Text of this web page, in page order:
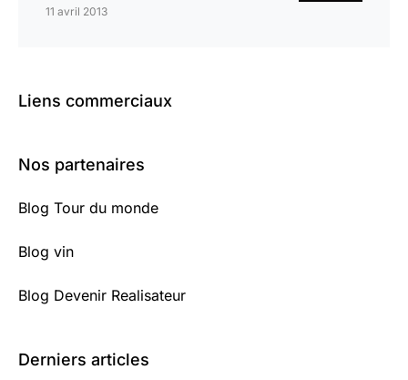
11 avril 2013
Liens commerciaux
Nos partenaires
Blog Tour du monde
Blog vin
Blog Devenir Realisateur
Derniers articles